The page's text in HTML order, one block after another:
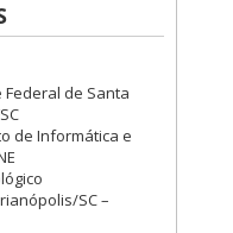
de Santa
de Informática e
SC –